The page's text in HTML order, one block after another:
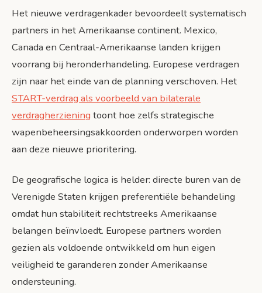
Het nieuwe verdragenkader bevoordeelt systematisch
partners in het Amerikaanse continent. Mexico,
Canada en Centraal-Amerikaanse landen krijgen
voorrang bij heronderhandeling. Europese verdragen
zijn naar het einde van de planning verschoven. Het
START-verdrag als voorbeeld van bilaterale
verdragherziening toont hoe zelfs strategische
wapenbeheersingsakkoorden onderworpen worden
aan deze nieuwe prioritering.
De geografische logica is helder: directe buren van de
Verenigde Staten krijgen preferentiële behandeling
omdat hun stabiliteit rechtstreeks Amerikaanse
belangen beïnvloedt. Europese partners worden
gezien als voldoende ontwikkeld om hun eigen
veiligheid te garanderen zonder Amerikaanse
ondersteuning.